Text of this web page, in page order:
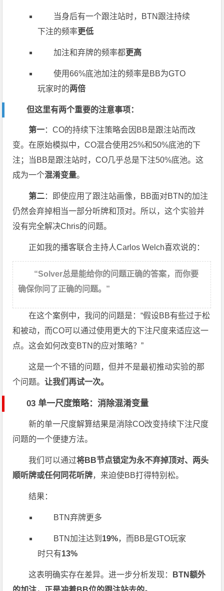
当身后有一个跟注站时，BTN跟注持续
下注的频率更低
加注和弃牌的频率都更高
使用66%底池加注的频率是BB为GTO
玩家时的两倍
但这里有两个重要的注意事项：
第一：CO的持续下注策略会因BB是跟注站而改
变。在原始模拟中，CO混合使用25%和50%底池的下
注；当BB是跟注站时，CO几乎总是下注50%底池。这
成为一个混淆变量。
第二：即使应用了跟注站画像，BB面对BTN的加注
仍然会弃掉相当一部分听牌和顶对。所以，这个实验并
没有完全解决Chris的问题。
正如我的播客联合主持人Carlos Welch喜欢说的：
“Solver总是能给你的问题正确的答案，而你要
确保你问了正确的问题。”
在这个案例中，我问的问题是：“假设BB有些过于松
和被动，而CO可以通过使用更大的下注尺度来适应这一
点。这会如何改变BTN的应对策略？”
这是一个不错的问题，但并不是最初推动实验的那
个问题。让我们再试一次。
03 单一尺度策略：消除混淆变量
新的单一尺度解算结果是消除CO改变持续下注尺度
问题的一个便捷方法。
我们可以通过将BB节点锁定为永不弃掉顶对、两头
顺听牌或任何同花听牌，来迫使BB打得特别松。
结果：
BTN弃牌更多
BTN加注达到 19%，而BB是GTO玩家
时只有13%
这表明确实存在差异。进一步分析发现：
BTN额外